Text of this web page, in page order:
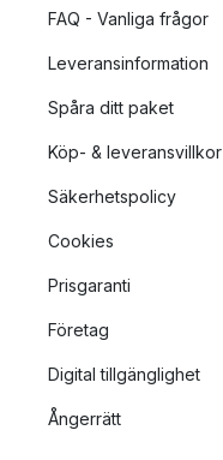
FAQ - Vanliga frågor
Leveransinformation
Spåra ditt paket
Köp- & leveransvillkor
Säkerhetspolicy
Cookies
Prisgaranti
Företag
Digital tillgänglighet
Ångerrätt